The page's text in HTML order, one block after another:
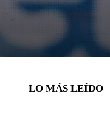
LO MÁS LEÍDO